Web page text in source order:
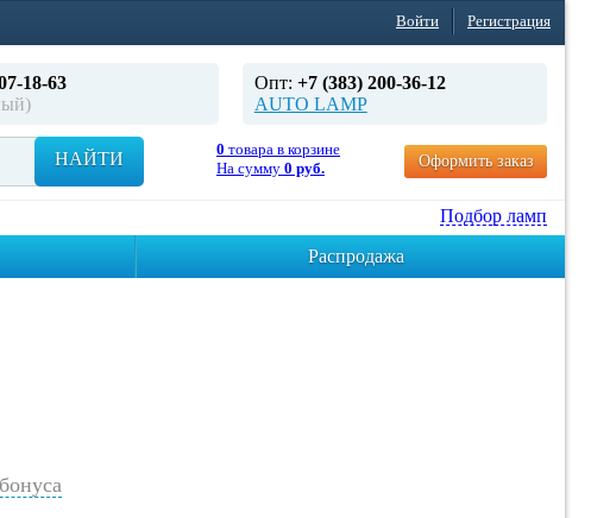
Войти Регистрация
18-63
Опт: +7 (383) 200-36-12
AUTO LAMP
НАЙТИ 0 товара в корзине
На сумму 0 руб. Оформить заказ
Подбор ламп
Распродажа
бонуса